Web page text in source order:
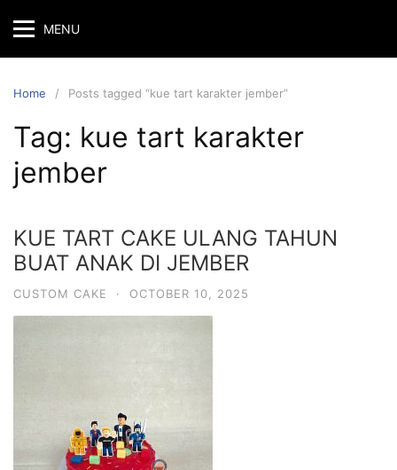
content
MENU
Home Posts tagged “kue tart karakter jember”
Tag: kue tart karakter
jember
KUE TART CAKE ULANG TAHUN
BUAT ANAK DI JEMBER
CUSTOM CAKE · OCTOBER 10, 2025